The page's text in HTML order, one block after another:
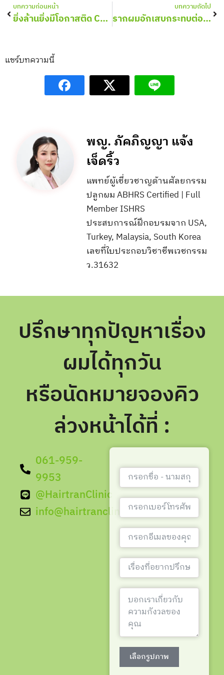
Prev
บทความก่อนหน้า
ยิ่งล้านยิ่งมีโอกาสติด COVID-19
บทความถัดไป
รากผมอักเสบกระทบต่อเส้นผมไหม
แชร์บทความนี้
พญ. ภัคภิญญา แจ้ง
เจ็ดริ้ว
แพทย์ผู้เชี่ยวชาญด้านศัลยกรรม
ปลูกผม ABHRS Certified | Full
Member ISHRS
ประสบการณ์ฝึกอบรมจาก USA,
Turkey, Malaysia, South Korea
เลขที่ใบประกอบวิชาชีพเวชกรรม
ว.31632
ปรึกษาทุกปัญหาเรื่อง
ผมได้ทุกวัน
หรือนัดหมายจองคิว
ล่วงหน้าได้ที่ :
061-959-
9953
@HairtranClinic
info@hairtranclinic.com
เลือกรูปภาพ